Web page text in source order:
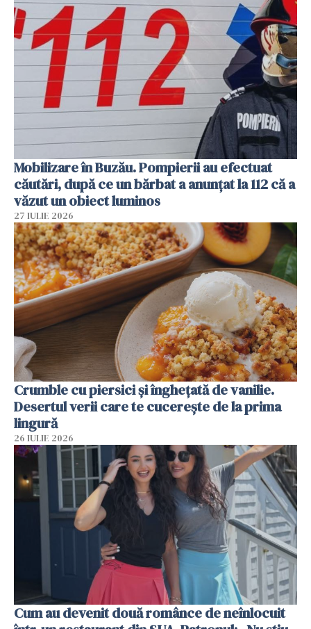
Mobilizare în Buzău. Pompierii au efectuat
căutări, după ce un bărbat a anunțat la 112 că a
văzut un obiect luminos
27 IULIE 2026
Crumble cu piersici și înghețată de vanilie.
Desertul verii care te cucerește de la prima
lingură
26 IULIE 2026
Cum au devenit două românce de neînlocuit